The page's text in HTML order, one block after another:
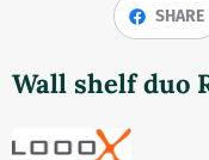
SHARE
Wall shelf duo